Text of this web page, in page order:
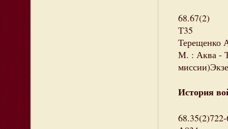
68.67(2)
Т35
Терещенко
М. : Аква -
История